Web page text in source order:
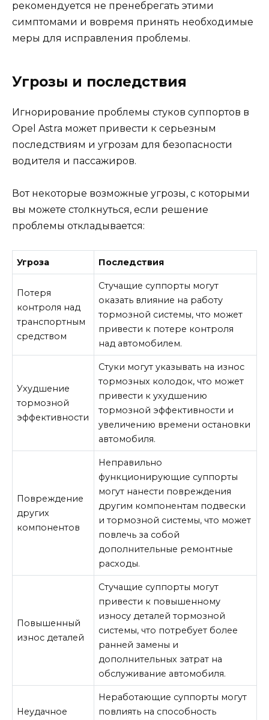
рекомендуется не пренебрегать этими
симптомами и вовремя принять необходимые
меры для исправления проблемы.
Угрозы и последствия
Игнорирование проблемы стуков суппортов в
Opel Astra может привести к серьезным
последствиям и угрозам для безопасности
водителя и пассажиров.
Вот некоторые возможные угрозы, с которыми
вы можете столкнуться, если решение
проблемы откладывается:
Угроза Последствия
Потеря
контроля над
транспортным
средством
Стучащие суппорты могут
оказать влияние на работу
тормозной системы, что может
привести к потере контроля
над автомобилем.
Ухудшение
тормозной
эффективности
Стуки могут указывать на износ
тормозных колодок, что может
привести к ухудшению
тормозной эффективности и
увеличению времени остановки
автомобиля.
Повреждение
других
компонентов
Неправильно
функционирующие суппорты
могут нанести повреждения
другим компонентам подвески
и тормозной системы, что может
повлечь за собой
дополнительные ремонтные
расходы.
Повышенный
износ деталей
Стучащие суппорты могут
привести к повышенному
износу деталей тормозной
системы, что потребует более
ранней замены и
дополнительных затрат на
обслуживание автомобиля.
Неудачное
Неработающие суппорты могут
повлиять на способность